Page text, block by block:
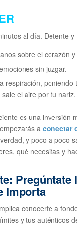
al día. Detente y
sobre el corazón
sin juzgar.
respiración, poniendo
el aire por tu nariz.
es una inversión
a conectar
y poco a poco
qué necesitas y
Pregúntate
Importa
conocerte a
y tus auténticos